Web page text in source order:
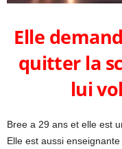
Elle
quitter la
lui
Bree a 29 ans et elle est
Elle est aussi